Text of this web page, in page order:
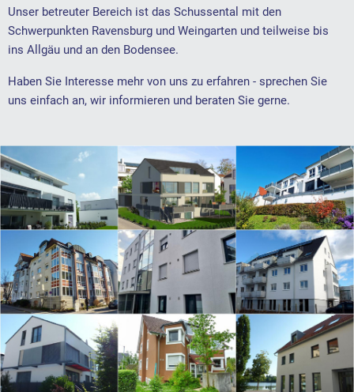
Unser betreuter Bereich ist das Schussental mit den
Schwerpunkten Ravensburg und Weingarten und teilweise bis
ins Allgäu und an den Bodensee.
Haben Sie Interesse mehr von uns zu erfahren - sprechen Sie
uns einfach an, wir informieren und beraten Sie gerne.